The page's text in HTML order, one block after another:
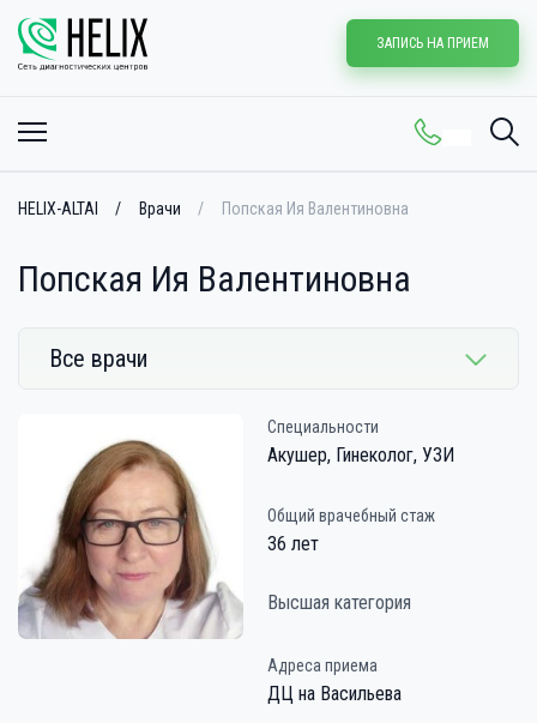
ЗАПИСЬ НА ПРИЕМ
HELIX-ALTAI Врачи Попская Ия Валентиновна
Попская Ия Валентиновна
Все врачи
Специальности
Акушер, Гинеколог, УЗИ
Общий врачебный стаж
36 лет
Высшая категория
Адреса приема
ДЦ на Васильева